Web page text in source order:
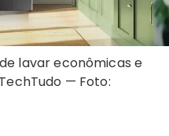
lavar econômicas e
— Foto: